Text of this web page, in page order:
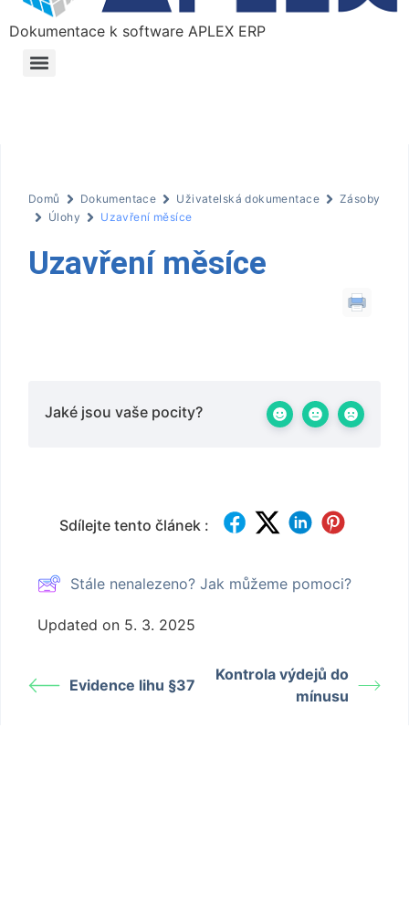
Dokumentace k software APLEX ERP
Domů Dokumentace Uživatelská dokumentace
Zásoby
Úlohy
Uzavření měsíce
Uzavření měsíce
Jaké jsou vaše pocity?
Sdílejte tento článek :
Stále nenalezeno? Jak můžeme pomoci?
Updated on 5. 3. 2025
Evidence lihu §37
Kontrola výdejů do
mínusu